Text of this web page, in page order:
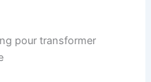
pour transformer